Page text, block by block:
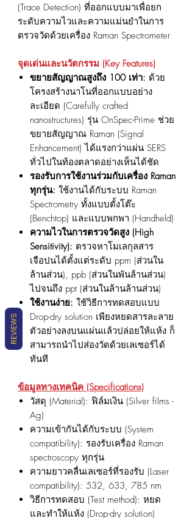
(Trace Detection) ที่ออกแบบมาเพื่อยก
ระดับความไวและความแม่นยำในการ
ตรวจวัดด้วยเครื่อง Raman Spectrometer
จุดเด่นและนวัตกรรม (Key Features)
ขยายสัญญาณสูงถึง 100 เท่า: ด้วย
โครงสร้างนาโนที่ออกแบบอย่าง
ละเอียด (Carefully crafted
nanostructures) รุ่น OnSpec-Prime ช่วย
ขยายสัญญาณ Raman (Signal
Enhancement) ได้แรงกว่าแผ่น SERS
ทั่วไปในท้องตลาดอย่างเห็นได้ชัด
รองรับการใช้งานร่วมกับเครื่อง Raman
ทุกรุ่น: ใช้งานได้กับระบบ Raman
Spectrometry ทั้งแบบตั้งโต๊ะ
(Benchtop) และแบบพกพา (Handheld)
ความไวในการตรวจวัดสูง (High
Sensitivity): ตรวจหาโมเลกุลสาร
เจือปนได้ตั้งแต่ระดับ ppm (ส่วนใน
ล้านส่วน), ppb (ส่วนในพันล้านส่วน)
ไปจนถึง ppt (ส่วนในล้านล้านส่วน)
ใช้งานง่าย: ใช้วิธีการทดสอบแบบ
Drop-dry solution เพียงหยดสารละลาย
ตัวอย่างลงบนแผ่นแล้วปล่อยให้แห้ง ก็
สามารถนำไปส่องวัดด้วยเลเซอร์ได้
ทันที
ข้อมูลทางเทคนิค (Specifications)
วัสดุ (Material): ฟิล์มเงิน (Silver films -
Ag)
ความเข้ากันได้กับระบบ (System
compatibility): รองรับเครื่อง Raman
spectroscopy ทุกรุ่น
ความยาวคลื่นเลเซอร์ที่รองรับ (Laser
compatibility): 532, 633, 785 nm
วิธีการทดสอบ (Test method): หยด
และทำให้แห้ง (Drop-dry solution)
REVIEWS